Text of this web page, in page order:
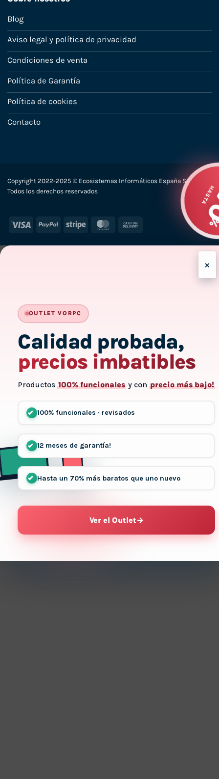
Blog
Aviso legal y política de privacidad
Condiciones de venta
Política de Garantía
Política de cookies
Contacto
Copyright 2022-2025 © Ecosistemas Informáticos España SL –
Todos los derechos reservados
Visa PayPal Stripe MasterCard
×
OUTLET VORPC
Calidad probada,
precios imbatibles
Productos 100% funcionales y con precio más bajo!
100% funcionales · revisados
12 meses de garantía!
Hasta un 70% más baratos que uno nuevo
Ver el Outlet→